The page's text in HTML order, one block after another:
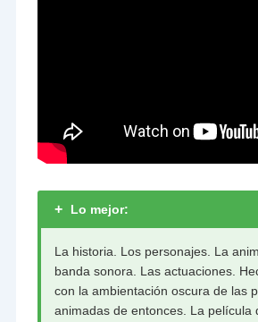
+ Lo mejor:
La historia. Los personajes. La
banda sonora. Las actuaciones.
con la ambientación oscura de las
animadas de entonces. La película